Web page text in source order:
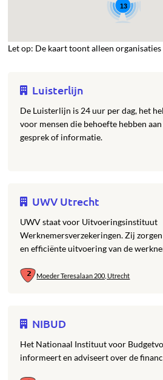
13
Let op: De kaart toont alleen organisaties
Luisterlijn
De Luisterlijn is 24 uur per dag, het
voor mensen die behoefte hebben
gesprek of informatie.
UWV Utrecht
UWV staat voor Uitvoeringsinstituut
Werknemersverzekeringen. Zij
en efficiënte uitvoering van de
Moeder Teresalaan 200, Utrecht
NIBUD
Het Nationaal Instituut voor
informeert en adviseert over de